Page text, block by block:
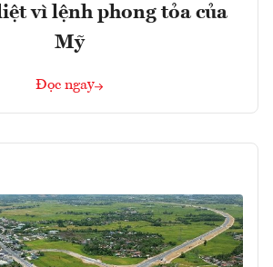
vì lệnh phong tỏa của
Mỹ
Đọc ngay